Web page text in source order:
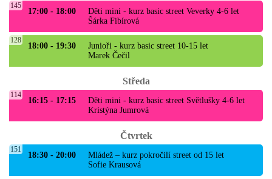
17:00 - 18:00
145
Děti mini - kurz basic street Veverky 4-6 let
Šárka Fibírová
18:00 - 19:30
128
Junioři - kurz basic street 10-15 let
Marek Čečil
Středa
16:15 - 17:15
114
Děti mini - kurz basic street Světlušky 4-6 let
Kristýna Jumrová
Čtvrtek
18:30 - 20:00
151
Mládež – kurz pokročilí street od 15 let
Sofie Krausová